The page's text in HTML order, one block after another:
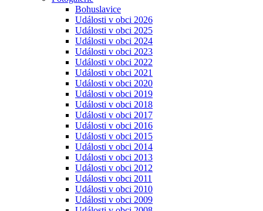
Bohuslavice
Události v obci 2026
Události v obci 2025
Události v obci 2024
Události v obci 2023
Události v obci 2022
Události v obci 2021
Události v obci 2020
Události v obci 2019
Události v obci 2018
Události v obci 2017
Události v obci 2016
Události v obci 2015
Události v obci 2014
Události v obci 2013
Události v obci 2012
Události v obci 2011
Události v obci 2010
Události v obci 2009